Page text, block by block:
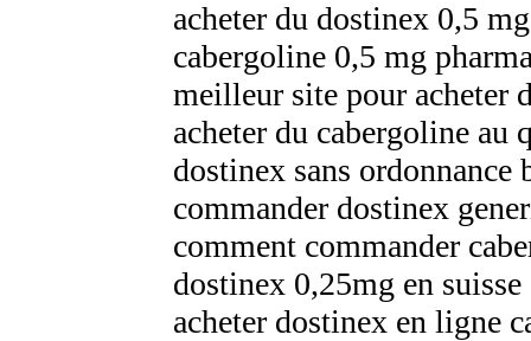
acheter du dostinex 0,5
cabergoline 0,5 mg
meilleur site pour acheter
acheter du cabergoline au
dostinex sans ordonnance
commander dostinex
comment commander
dostinex 0,25mg en suisse
acheter dostinex en ligne